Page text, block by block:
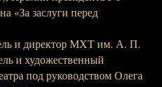
«За заслуги перед
и директор МХТ им. А. П.
и художественный
под руководством Олега